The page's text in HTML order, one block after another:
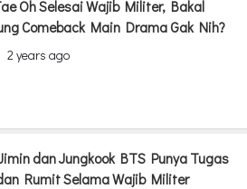
Oh Selesai Wajib Militer, Bakal
Comeback Main Drama Gak Nih?
2 years ago
dan Jungkook BTS Punya Tugas
Rumit Selama Wajib Militer